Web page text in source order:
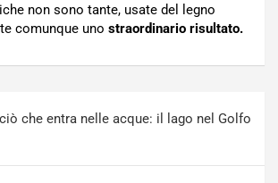
non sono tante, usate del legno
comunque uno straordinario risultato.
che entra nelle acque: il lago nel Golfo